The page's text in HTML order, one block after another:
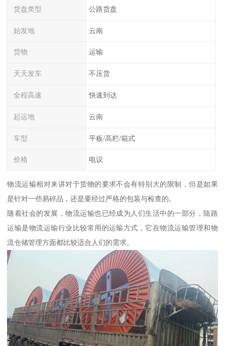
货盘类型 公路货盘
始发地 云南
货物 运输
天天发车 不压货
全程高速 快速到达
起运地 云南
车型 平板/高栏/箱式
价格 电议
物流运输相对来讲对于货物的要求不会有特别大的限制，但是如果
是针对一些易碎品，还是要经过严格的包装与检查的。
随着社会的发展，物流运输也已经成为人们生活中的一部分，陆路
运输是物流运输行业比较常用的运输方式，它在物流运输管理和物
流仓储管理方面都比较适合人们的需求。